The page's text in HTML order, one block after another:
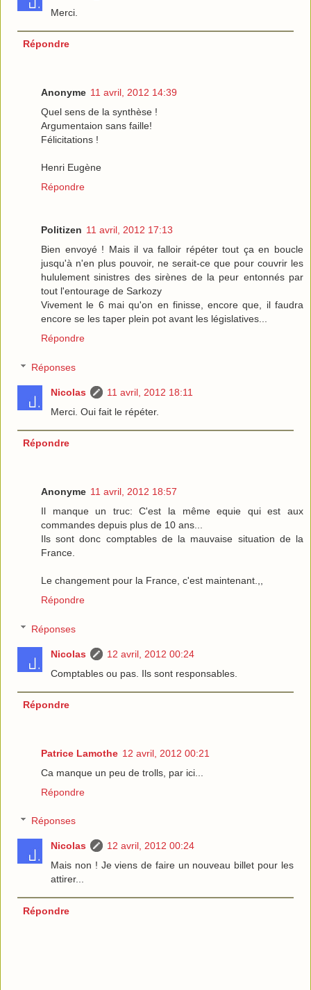
Merci.
Répondre
Anonyme 11 avril, 2012 14:39
Quel sens de la synthèse !
Argumentaion sans faille!
Félicitations !
Henri Eugène
Répondre
Politizen 11 avril, 2012 17:13
Bien envoyé ! Mais il va falloir répéter tout ça en boucle
jusqu'à n'en plus pouvoir, ne serait-ce que pour couvrir les
hululement sinistres des sirènes de la peur entonnés par
tout l'entourage de Sarkozy
Vivement le 6 mai qu'on en finisse, encore que, il faudra
encore se les taper plein pot avant les législatives...
Répondre
Réponses
Nicolas
11 avril, 2012 18:11
Merci. Oui fait le répéter.
Répondre
Anonyme 11 avril, 2012 18:57
Il manque un truc: C'est la même equie qui est aux
commandes depuis plus de 10 ans...
Ils sont donc comptables de la mauvaise situation de la
France.
Le changement pour la France, c'est maintenant.,,
Répondre
Réponses
Nicolas
12 avril, 2012 00:24
Comptables ou pas. Ils sont responsables.
Répondre
Patrice Lamothe 12 avril, 2012 00:21
Ca manque un peu de trolls, par ici...
Répondre
Réponses
Nicolas
12 avril, 2012 00:24
Mais non ! Je viens de faire un nouveau billet pour les
attirer...
Répondre